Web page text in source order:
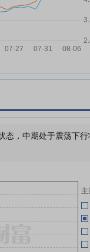
态，中期处于震荡下
主